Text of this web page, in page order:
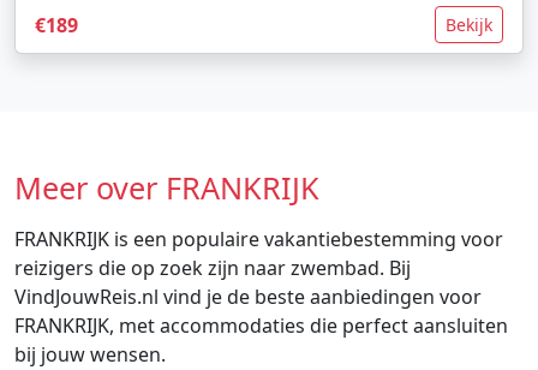
€189 Bekijk
Meer over FRANKRIJK
FRANKRIJK is een populaire vakantiebestemming voor
reizigers die op zoek zijn naar zwembad. Bij
VindJouwReis.nl vind je de beste aanbiedingen voor
FRANKRIJK, met accommodaties die perfect aansluiten
bij jouw wensen.